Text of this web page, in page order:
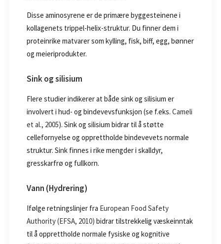
Disse aminosyrene er de primære byggesteinene i
kollagenets trippel-helix-struktur. Du finner dem i
proteinrike matvarer som kylling, fisk, biff, egg, bønner
og meieriprodukter.
Sink og silisium
Flere studier indikerer at både sink og silisium er
involvert i hud- og bindevevsfunksjon (se f.eks. Cameli
et al., 2005). Sink og silisium bidrar til å støtte
cellefornyelse og opprettholde bindevevets normale
struktur. Sink finnes i rike mengder i skalldyr,
gresskarfrø og fullkorn.
Vann (Hydrering)
Ifølge retningslinjer fra European Food Safety
Authority (EFSA, 2010) bidrar tilstrekkelig væskeinntak
til å opprettholde normale fysiske og kognitive